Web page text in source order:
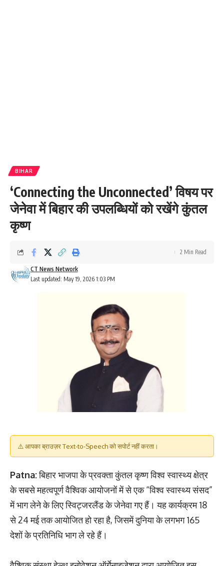
BIHAR
‎‎‘Connecting the Unconnected’ विषय पर
जेनेवा में बिहार की उपलब्धियों को रखेंगे कुंतल
कृष्ण
Last updated: May 19, 2026 1:03 PM
CT News Network
2 Min Read
⚠️ आपका ब्राउज़र Text-to-Speech को सपोर्ट नहीं करता।
Patna:बिहार भाजपा के प्रवक्ता कुंतल कृष्ण विश्व स्वास्थ्य क्षेत्र
के सबसे महत्वपूर्ण वैश्विक आयोजनों में से एक “विश्व स्वास्थ्य संसद”
में भाग लेने के लिए स्विट्जरलैंड के जेनेवा गए हैं। यह कार्यक्रम 18
से 24 मई तक आयोजित हो रहा है, जिसमें दुनिया के लगभग 165
देशों के प्रतिनिधि भाग ले रहे हैं।